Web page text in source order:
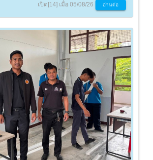
เปิด[14] เมื่อ 05/08/26 อ่านต่อ